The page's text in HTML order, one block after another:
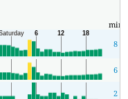
min
8
6
2